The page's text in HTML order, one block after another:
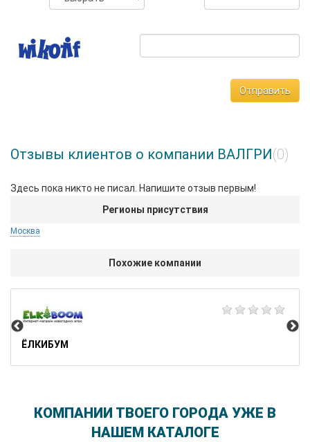
Отправить
Отзывы клиентов о компании ВАЛГРИ(0)
Здесь пока никто не писал. Напишите отзыв первым!
Регионы присутствия
Москва
Похожие компании
ЁЛКИБУМ
КОМПАНИИ ТВОЕГО ГОРОДА УЖЕ В
НАШЕМ КАТАЛОГЕ